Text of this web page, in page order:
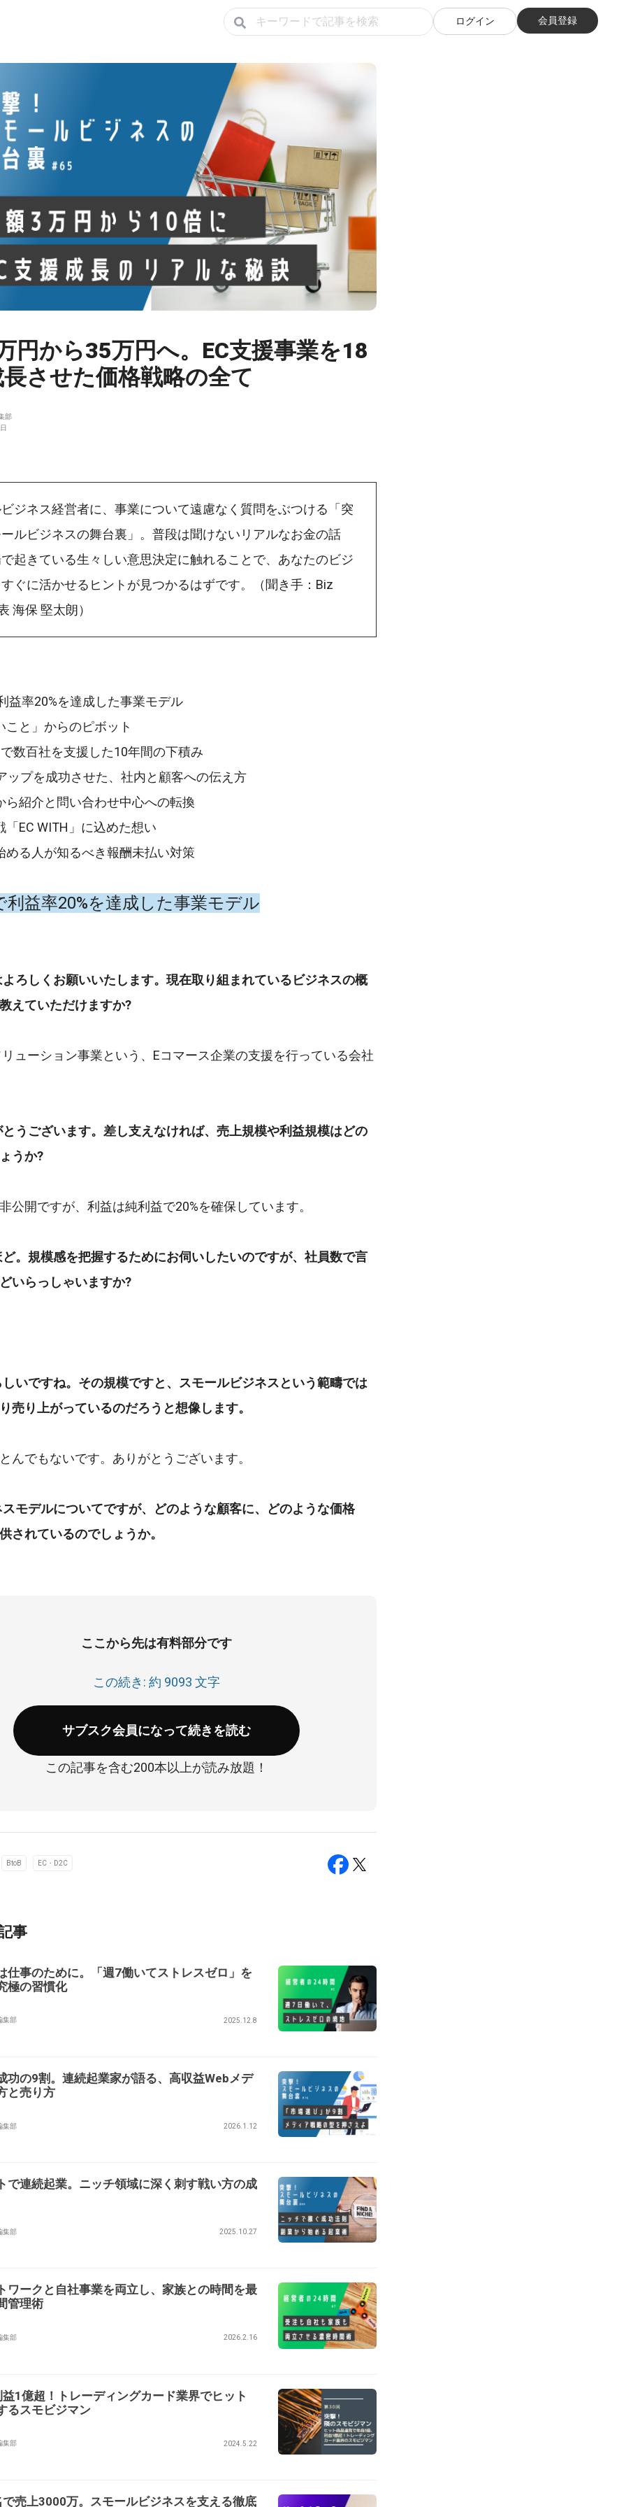
ログイン 会員登録
円から35万円へ。EC支援事業を18
させた価格戦略の全て
部
ジネス経営者に、事業について遠慮なく質問をぶつける「突
ルビジネスの舞台裏」。普段は聞けないリアルなお金の話
起きている生々しい意思決定に触れることで、あなたのビジ
ぐに活かせるヒントが見つかるはずです。（聞き手：Biz
海保 堅太朗）
益率20%を達成した事業モデル
こと」からのピボット
数百社を支援した10年間の下積み
ップを成功させた、社内と顧客への伝え方
ら紹介と問い合わせ中心への転換
「EC WITH」に込めた想い
める人が知るべき報酬未払い対策
利益率20%を達成した事業モデル
ろしくお願いいたします。現在取り組まれているビジネスの概
えていただけますか?
ューション事業という、Eコマース企業の支援を行っている会社
うございます。差し支えなければ、売上規模や利益規模はどの
うか?
公開ですが、利益は純利益で20%を確保しています。
。規模感を把握するためにお伺いしたいのですが、社員数で言
いらっしゃいますか?
いですね。その規模ですと、スモールビジネスという範疇では
売り上がっているのだろうと想像します。
んでもないです。ありがとうございます。
モデルについてですが、どのような顧客に、どのような価格
されているのでしょうか。
ここから先は有料部分です
この続き: 約 9093 文字
サブスク会員になって続きを読む
この記事を含む200本以上が読み放題！
BtoB EC・D2C
事
仕事のために。「週7働いてストレスゼロ」を
極の習慣化
集部 2025.12.8
功の9割。連続起業家が語る、高収益Webメデ
と売り方
集部 2026.1.12
で連続起業。ニッチ領域に深く刺す戦い方の成
集部 2025.10.27
ワークと自社事業を両立し、家族との時間を最
管理術
集部 2026.2.16
1億超！トレーディングカード業界でヒット
るスモビジマン
集部 2024.5.22
売上3000万。スモールビジネスを支える徹底